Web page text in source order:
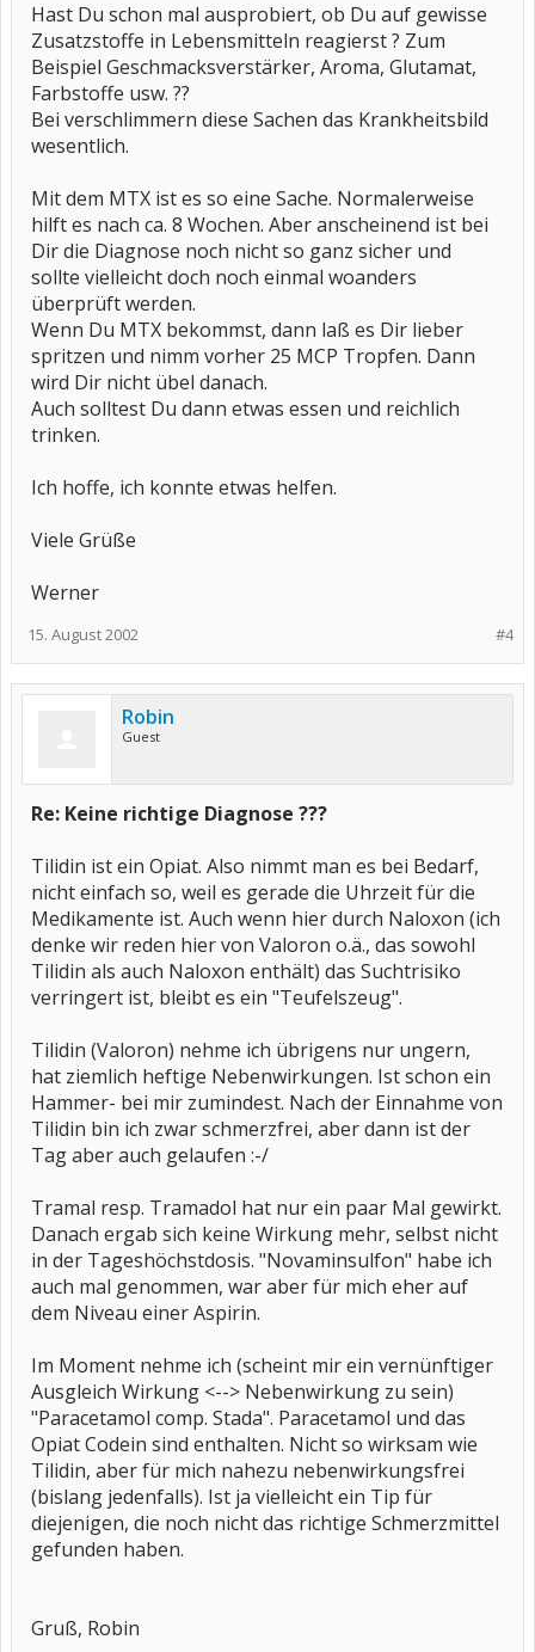
Hast Du schon mal ausprobiert, ob Du auf gewisse
Zusatzstoffe in Lebensmitteln reagierst ? Zum
Beispiel Geschmacksverstärker, Aroma, Glutamat,
Farbstoffe usw. ??
Bei verschlimmern diese Sachen das Krankheitsbild
wesentlich.
Mit dem MTX ist es so eine Sache. Normalerweise
hilft es nach ca. 8 Wochen. Aber anscheinend ist bei
Dir die Diagnose noch nicht so ganz sicher und
sollte vielleicht doch noch einmal woanders
überprüft werden.
Wenn Du MTX bekommst, dann laß es Dir lieber
spritzen und nimm vorher 25 MCP Tropfen. Dann
wird Dir nicht übel danach.
Auch solltest Du dann etwas essen und reichlich
trinken.
Ich hoffe, ich konnte etwas helfen.
Viele Grüße
Werner
#4
15. August 2002
Robin
Guest
Re: Keine richtige Diagnose ???
Tilidin ist ein Opiat. Also nimmt man es bei Bedarf,
nicht einfach so, weil es gerade die Uhrzeit für die
Medikamente ist. Auch wenn hier durch Naloxon (ich
denke wir reden hier von Valoron o.ä., das sowohl
Tilidin als auch Naloxon enthält) das Suchtrisiko
verringert ist, bleibt es ein "Teufelszeug".
Tilidin (Valoron) nehme ich übrigens nur ungern,
hat ziemlich heftige Nebenwirkungen. Ist schon ein
Hammer- bei mir zumindest. Nach der Einnahme von
Tilidin bin ich zwar schmerzfrei, aber dann ist der
Tag aber auch gelaufen :-/
Tramal resp. Tramadol hat nur ein paar Mal gewirkt.
Danach ergab sich keine Wirkung mehr, selbst nicht
in der Tageshöchstdosis. "Novaminsulfon" habe ich
auch mal genommen, war aber für mich eher auf
dem Niveau einer Aspirin.
Im Moment nehme ich (scheint mir ein vernünftiger
Ausgleich Wirkung <--> Nebenwirkung zu sein)
"Paracetamol comp. Stada". Paracetamol und das
Opiat Codein sind enthalten. Nicht so wirksam wie
Tilidin, aber für mich nahezu nebenwirkungsfrei
(bislang jedenfalls). Ist ja vielleicht ein Tip für
diejenigen, die noch nicht das richtige Schmerzmittel
gefunden haben.
Gruß, Robin